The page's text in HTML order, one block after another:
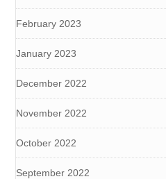
February 2023
January 2023
December 2022
November 2022
October 2022
September 2022